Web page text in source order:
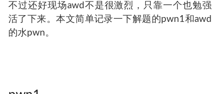
不过还好现场awd不是很激烈，只靠一个也勉强
活了下来。本文简单记录一下解题的pwn1和awd
的水pwn。